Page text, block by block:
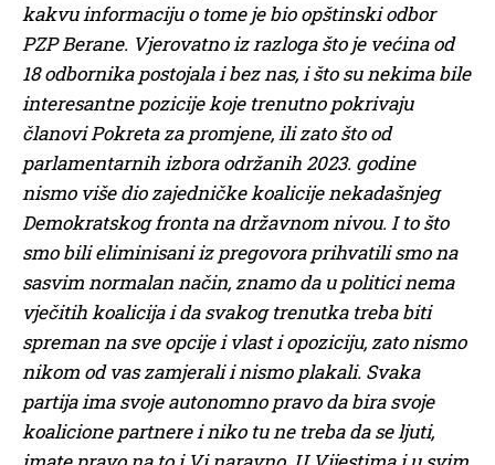
kakvu informaciju o tome je bio opštinski odbor
PZP Berane. Vjerovatno iz razloga što je većina od
18 odbornika postojala i bez nas, i što su nekima bile
interesantne pozicije koje trenutno pokrivaju
članovi Pokreta za promjene, ili zato što od
parlamentarnih izbora održanih 2023. godine
nismo više dio zajedničke koalicije nekadašnjeg
Demokratskog fronta na državnom nivou. I to što
smo bili eliminisani iz pregovora prihvatili smo na
sasvim normalan način, znamo da u politici nema
vječitih koalicija i da svakog trenutka treba biti
spreman na sve opcije i vlast i opoziciju, zato nismo
nikom od vas zamjerali i nismo plakali. Svaka
partija ima svoje autonomno pravo da bira svoje
koalicione partnere i niko tu ne treba da se ljuti,